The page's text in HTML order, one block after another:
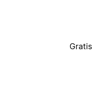
Gratis